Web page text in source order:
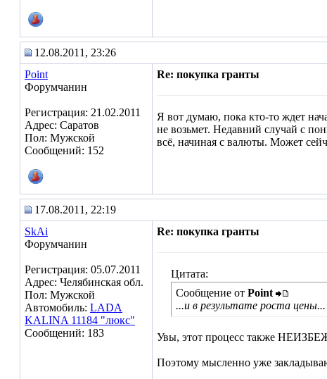
12.08.2011, 23:26
Point
Форумчанин
Регистрация: 21.02.2011
Адрес: Саратов
Пол: Мужской
Сообщений: 152
Re: покупка гранты
Я вот думаю, пока кто-то ждет
не возьмет. Недавний случай с
всё, начиная с валюты. Может
17.08.2011, 22:19
SkAi
Форумчанин
Регистрация: 05.07.2011
Адрес: Челябинская обл.
Пол: Мужской
Автомобиль: LADA
KALINA 11184 "люкс"
Сообщений: 183
Re: покупка гранты
Цитата:
Сообщение от Point
...и в результате роста цены...
Увы, этот процесс также
Поэтому мысленно уже